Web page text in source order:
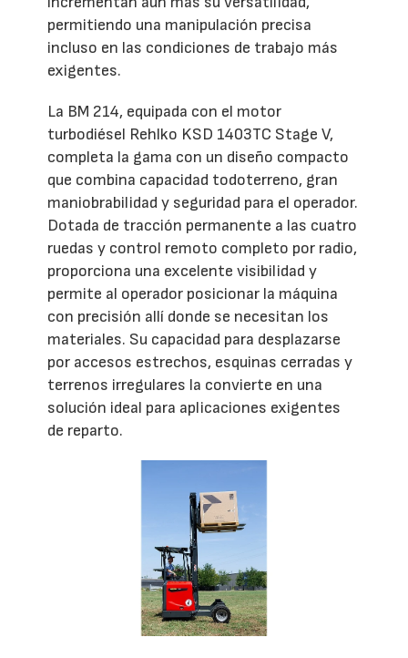
permitiendo una manipulación precisa
incluso en las condiciones de trabajo más
exigentes.
La BM 214, equipada con el motor
turbodiésel Rehlko KSD 1403TC Stage V,
completa la gama con un diseño compacto
que combina capacidad todoterreno, gran
maniobrabilidad y seguridad para el operador.
Dotada de tracción permanente a las cuatro
ruedas y control remoto completo por radio,
proporciona una excelente visibilidad y
permite al operador posicionar la máquina
con precisión allí donde se necesitan los
materiales. Su capacidad para desplazarse
por accesos estrechos, esquinas cerradas y
terrenos irregulares la convierte en una
solución ideal para aplicaciones exigentes
de reparto.